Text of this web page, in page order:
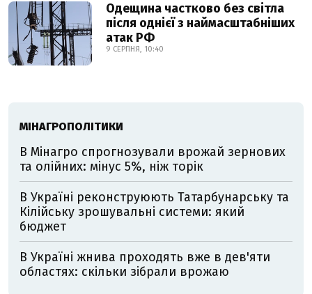
Одещина частково без світла
після однієї з наймасштабніших
атак РФ
9 СЕРПНЯ, 10:40
МІНАГРОПОЛІТИКИ
В Мінагро спрогнозували врожай зернових
та олійних: мінус 5%, ніж торік
В Україні реконструюють Татарбунарську та
Кілійську зрошувальні системи: який
бюджет
В Україні жнива проходять вже в дев'яти
областях: скільки зібрали врожаю